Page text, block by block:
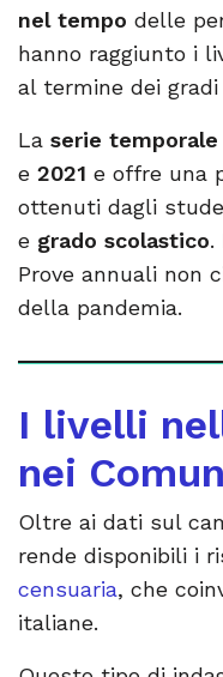
nel tempo delle
hanno raggiunto i
al termine dei gradi
La serie temporale
e 2021 e offre una
ottenuti dagli
e grado scolastico.
Prove annuali non
della pandemia.
I livelli
nei
Oltre ai dati sul
rende disponibili i
censuaria, che
italiane.